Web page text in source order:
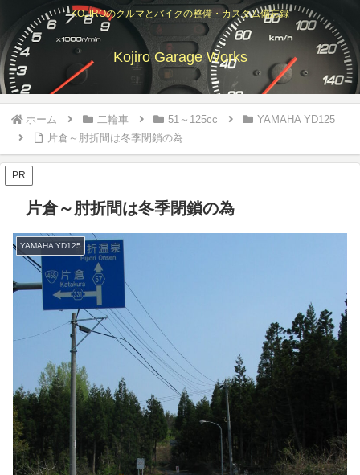
KOJIROのクルマとバイクの整備・カスタム備忘録
Kojiro Garage Works
ホーム 二輪車 51～125cc
YAMAHA YD125
片倉～肘折間は冬季閉鎖の為
PR
片倉～肘折間は冬季閉鎖の為
YAMAHA YD125